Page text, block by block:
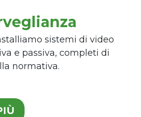
sistemi di video
e passiva, completi di
normativa.